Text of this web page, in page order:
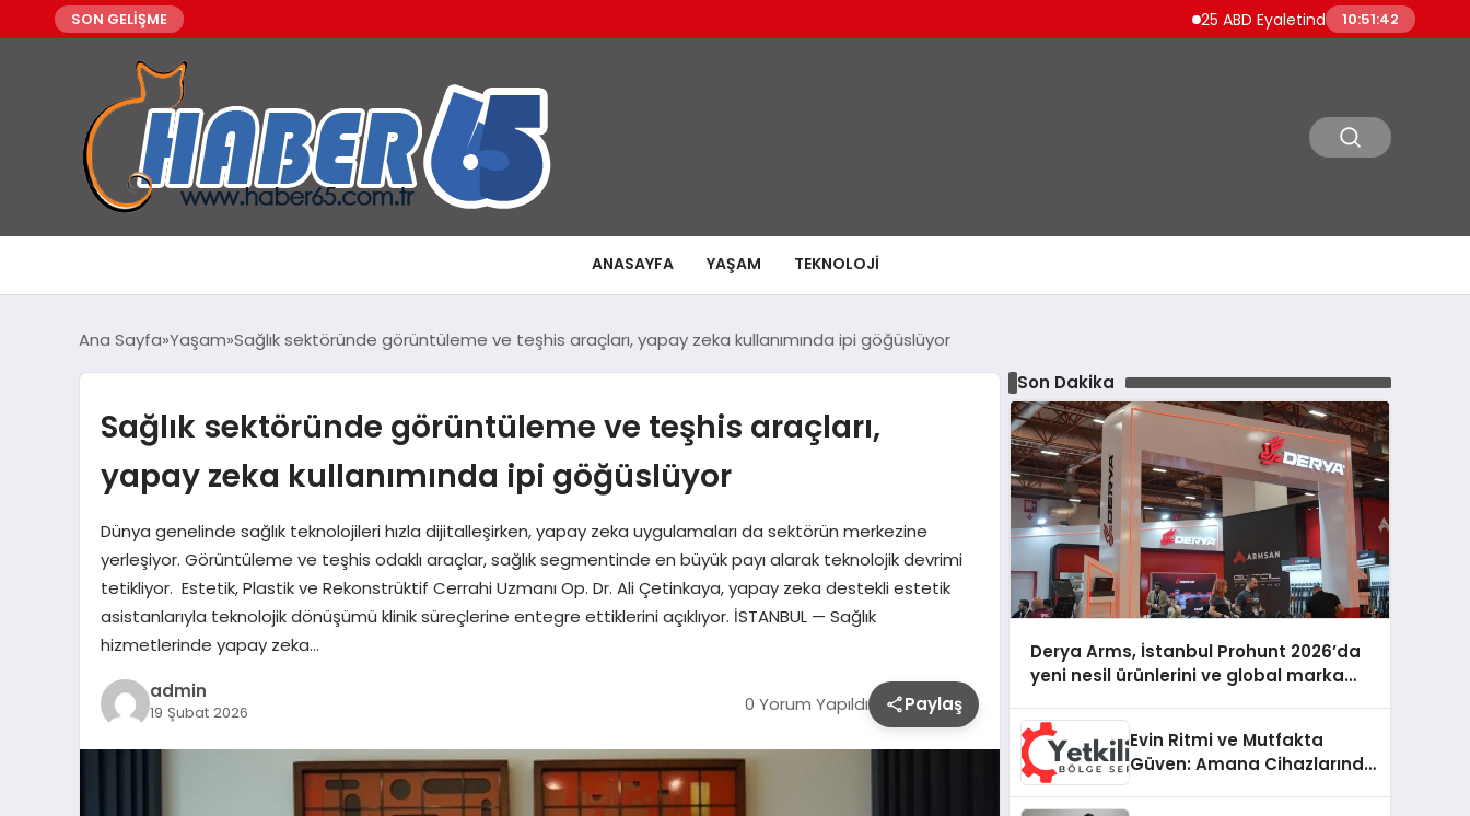
SON GELİŞME 25 ABD Eyaletinden Trump Yönetimi
10:51:43
ANASAYFA YAŞAM TEKNOLOJI
Ana Sayfa Yaşam Sağlık sektöründe görüntüleme ve teşhis araçları, yapay zeka kullanımında ipi göğüslüyor
Sağlık sektöründe görüntüleme ve teşhis araçları,
yapay zeka kullanımında ipi göğüslüyor
Dünya genelinde sağlık teknolojileri hızla dijitalleşirken, yapay zeka uygulamaları da sektörün merkezine
yerleşiyor. Görüntüleme ve teşhis odaklı araçlar, sağlık segmentinde en büyük payı alarak teknolojik devrimi
tetikliyor. Estetik, Plastik ve Rekonstrüktif Cerrahi Uzmanı Op. Dr. Ali Çetinkaya, yapay zeka destekli estetik
asistanlarıyla teknolojik dönüşümü klinik süreçlerine entegre ettiklerini açıklıyor. İSTANBUL — Sağlık
hizmetlerinde yapay zeka…
admin
19 Şubat 2026 0 Yorum Yapıldı Paylaş
Son Dakika
Derya Arms, İstanbul Prohunt 2026’da
yeni nesil ürünlerini ve global marka
Evin Ritmi ve Mutfakta
Güven: Amana Cihazlarında